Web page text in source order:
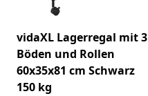
vidaXL Lagerregal mit 3
Böden und Rollen
60x35x81 cm Schwarz
150 kg